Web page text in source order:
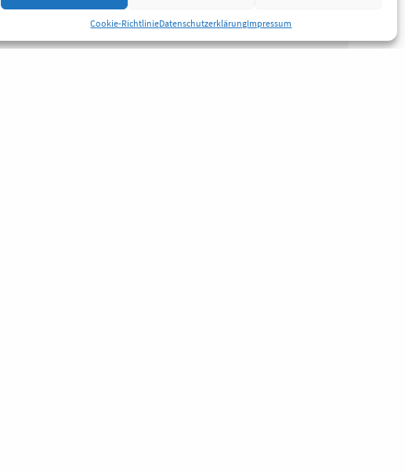
Cookie-RichtlinieDatenschutzerklärungImpressum